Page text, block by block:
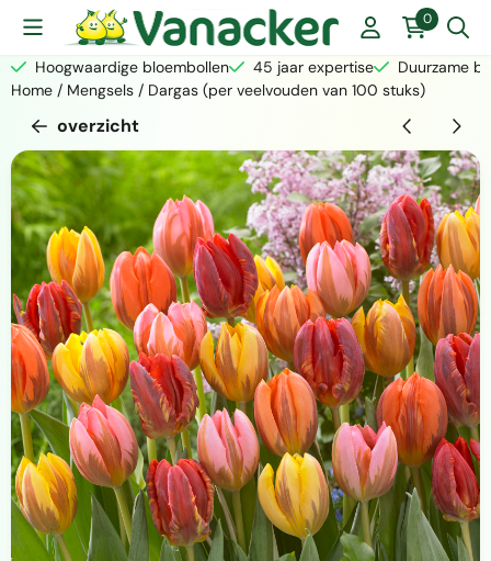
Cookievoorkeuren zijn momenteel gesloten. 0
Hoogwaardige bloembollen 45 jaar expertise
Duurzame
Home / Mengsels / Dargas (per veelvouden van 100 stuks)
overzicht